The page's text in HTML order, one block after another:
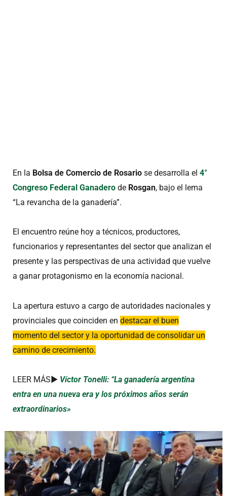
En la Bolsa de Comercio de Rosario se desarrolla el 4°
Congreso Federal Ganadero de Rosgan, bajo el lema
“La revancha de la ganadería”.
El encuentro reúne hoy a técnicos, productores,
funcionarios y representantes del sector que analizan el
presente y las perspectivas de una actividad que vuelve
a ganar protagonismo en la economía nacional.
La apertura estuvo a cargo de autoridades nacionales y
provinciales que coinciden en destacar el buen
momento del sector y la oportunidad de consolidar un
camino de crecimiento.
LEER MÁS► Víctor Tonelli: “La ganadería argentina
entra en una nueva era y los próximos años serán
extraordinarios»